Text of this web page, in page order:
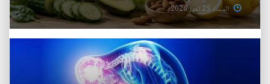
السبت 25 تموز 2026